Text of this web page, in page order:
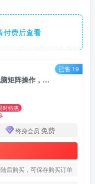
费后查看
抖音最新超蓝海项目，魔法照片，无脑矩阵操作，小白也能日入1000+
时特惠
终身会员 免费
后购买，可保存购买订单
已售 19